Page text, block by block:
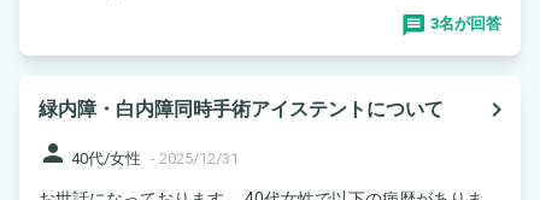
3名が回答
緑内障・白内障同時手術アイステントについて
navigate_next
person 40代/女性 - 2025/12/31